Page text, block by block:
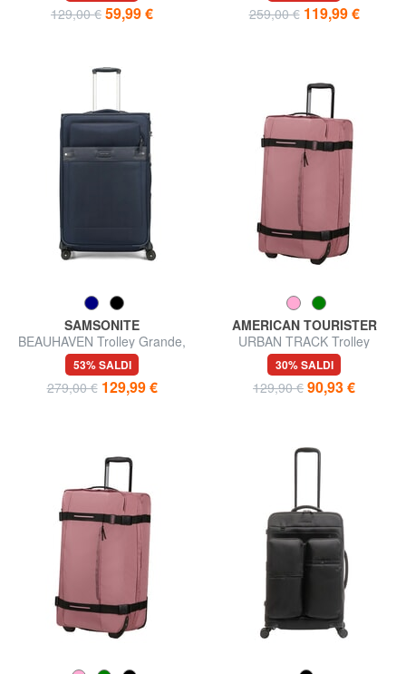
129,00 € 59,99 € 259,00 € 119,99 €
SAMSONITE
BEAUHAVEN Trolley Grande,
espandibile
53% SALDI
279,00 € 129,99 €
AMERICAN TOURISTER
URBAN TRACK Trolley
borsone medio
30% SALDI
129,90 € 90,93 €